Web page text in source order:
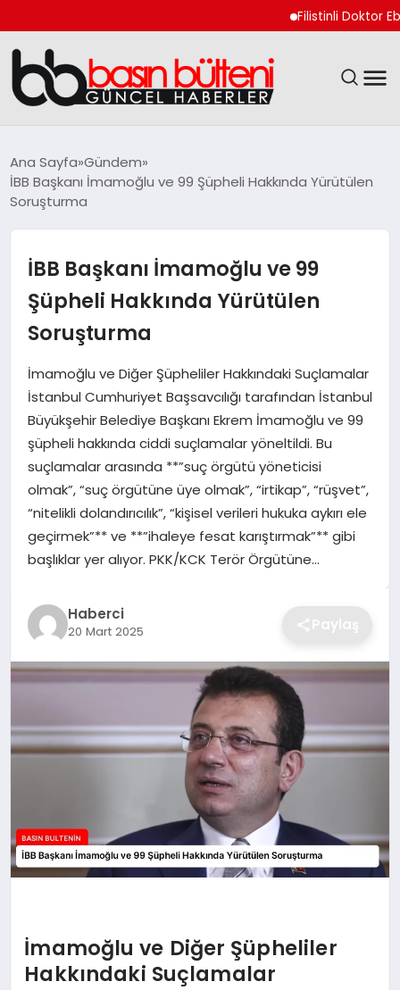
Filistinli Doktor Ebu
GÜNCEL
SAĞLIK
SPOR
TEKNOLOJI
YAŞAM
GÜNDEM
Ana Sayfa Gündem
İBB Başkanı İmamoğlu ve 99 Şüpheli Hakkında Yürütülen
Soruşturma
İBB Başkanı İmamoğlu ve 99
Şüpheli Hakkında Yürütülen
Soruşturma
İmamoğlu ve Diğer Şüpheliler Hakkındaki Suçlamalar
İstanbul Cumhuriyet Başsavcılığı tarafından İstanbul
Büyükşehir Belediye Başkanı Ekrem İmamoğlu ve 99
şüpheli hakkında ciddi suçlamalar yöneltildi. Bu
suçlamalar arasında **”suç örgütü yöneticisi
olmak”, “suç örgütüne üye olmak”, “irtikap”, “rüşvet”,
“nitelikli dolandırıcılık”, “kişisel verileri hukuka aykırı ele
geçirmek”** ve **”ihaleye fesat karıştırmak”** gibi
başlıklar yer alıyor. PKK/KCK Terör Örgütüne…
Haberci
20 Mart 2025 Paylaş
İmamoğlu ve Diğer Şüpheliler
Hakkındaki Suçlamalar